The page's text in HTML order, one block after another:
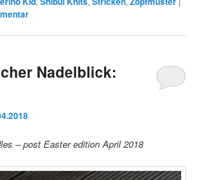
Nadelblick:
– post Easter edition April 2018